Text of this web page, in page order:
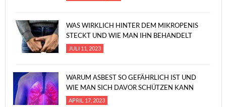
WAS WIRKLICH HINTER DEM MIKROPENIS
STECKT UND WIE MAN IHN BEHANDELT
JULI 11, 2023
WARUM ASBEST SO GEFÄHRLICH IST UND
WIE MAN SICH DAVOR SCHÜTZEN KANN
APRIL 17, 2023